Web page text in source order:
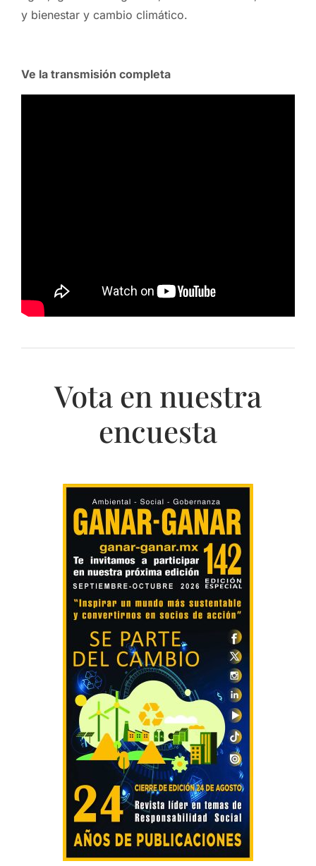
y bienestar y cambio climático.
Ve la transmisión completa
Vota en nuestra
encuesta